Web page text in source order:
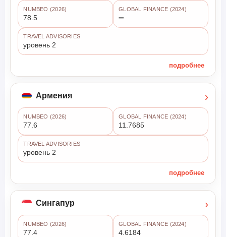
NUMBEO (2026)
78.5
GLOBAL FINANCE (2024)
➖
TRAVEL ADVISORIES
уровень 2
подробнее
Армения ›
NUMBEO (2026)
77.6
GLOBAL FINANCE (2024)
11.7685
TRAVEL ADVISORIES
уровень 2
подробнее
Сингапур ›
NUMBEO (2026)
77.4
GLOBAL FINANCE (2024)
4.6184